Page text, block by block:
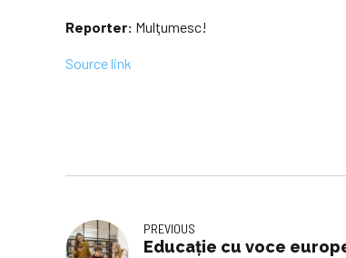
Reporter: Mulţumesc!
Source link
PREVIOUS
Educație cu voce